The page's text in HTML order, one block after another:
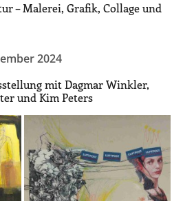
– Malerei, Grafik, Collage und
2024
mit Dagmar Winkler,
und Kim Peters